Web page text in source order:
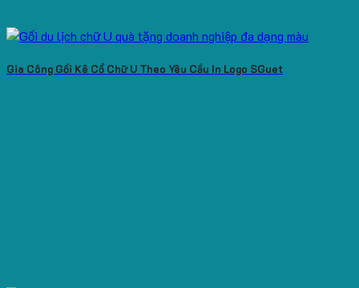
Gia Công Gối Kê Cổ Chữ U Theo Yêu Cầu In Logo SGuet